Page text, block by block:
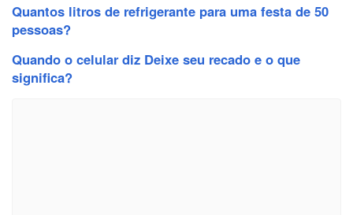
Quantos litros de refrigerante para uma festa de 50
pessoas?
Quando o celular diz Deixe seu recado e o que
significa?